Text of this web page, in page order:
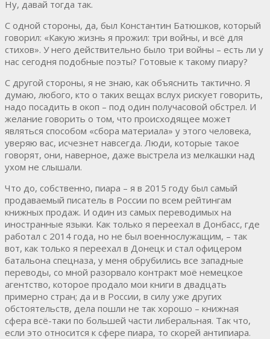
Ну, давай тогда так.
С одной стороны, да, был Константин Батюшков, который
говорил: «Какую жизнь я прожил: три войны, и всё для
стихов». У него действительно было три войны – есть ли у
нас сегодня подобные поэты? Готовые к такому пиару?
С другой стороны, я не знаю, как объяснить тактично. Я
думаю, любого, кто о таких вещах вслух рискует говорить,
надо посадить в окоп – под один получасовой обстрел. И
желание говорить о том, что происходящее может
являться способом «сбора материала» у этого человека,
уверяю вас, исчезнет навсегда. Люди, которые такое
говорят, они, наверное, даже выстрела из мелкашки над
ухом не слышали.
Что до, собственно, пиара – я в 2015 году был самый
продаваемый писатель в России по всем рейтингам
книжных продаж. И один из самых переводимых на
иностранные языки. Как только я переехал в Донбасс, где
работал с 2014 года, но не был военнослужащим, – так
вот, как только я переехал в Донецк и стал офицером
батальона спецназа, у меня обрубились все западные
переводы, со мной разорвало контракт моё немецкое
агентство, которое продало мои книги в двадцать
примерно стран; да и в России, в силу уже других
обстоятельств, дела пошли не так хорошо – книжная
сфера всё-таки по большей части либеральная. Так что,
если это относится к сфере пиара, то скорей антипиара.